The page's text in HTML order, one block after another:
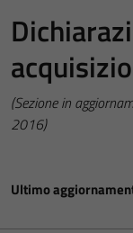
(Sezione in
2016)
Ultimo